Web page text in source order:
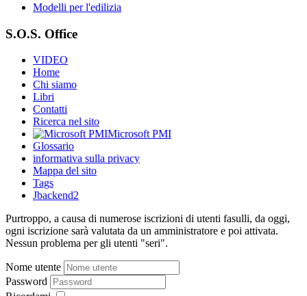
Modelli per l'edilizia
S.O.S. Office
VIDEO
Home
Chi siamo
Libri
Contatti
Ricerca nel sito
Microsoft PMI
Glossario
informativa sulla privacy
Mappa del sito
Tags
Jbackend2
Purtroppo, a causa di numerose iscrizioni di utenti fasulli, da oggi,
ogni iscrizione sarà valutata da un amministratore e poi attivata.
Nessun problema per gli utenti "seri".
Nome utente
Password